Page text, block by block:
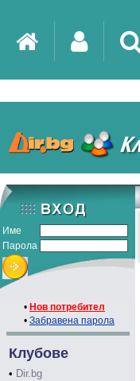
Име
Парола
• Нов потребител
• Забравена парола
Клубове
• Dir.bg